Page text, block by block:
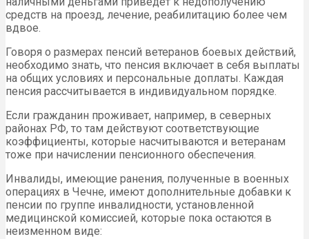
средств на проезд, лечение, реабилитацию более чем
вдвое.
Говоря о размерах пенсий ветеранов боевых действий,
необходимо знать, что пенсия включает в себя выплаты
на общих условиях и персональные доплаты. Каждая
пенсия рассчитывается в индивидуальном порядке.
Если гражданин проживает, например, в северных
районах РФ, то там действуют соответствующие
коэффициенты, которые насчитываются и ветеранам
тоже при начислении пенсионного обеспечения.
Инвалиды, имеющие ранения, полученные в военных
операциях в Чечне, имеют дополнительные добавки к
пенсии по группе инвалидности, установленной
медицинской комиссией, которые пока остаются в
неизменном виде: